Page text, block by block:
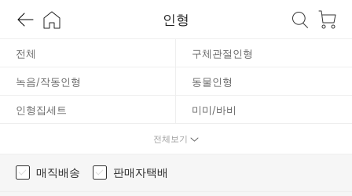
인형
전체 구체관절인형
녹음/작동인형 동물인형
인형집세트 미미/바비
봉제인형
실바니안
전체보기
매직배송 판매자택배